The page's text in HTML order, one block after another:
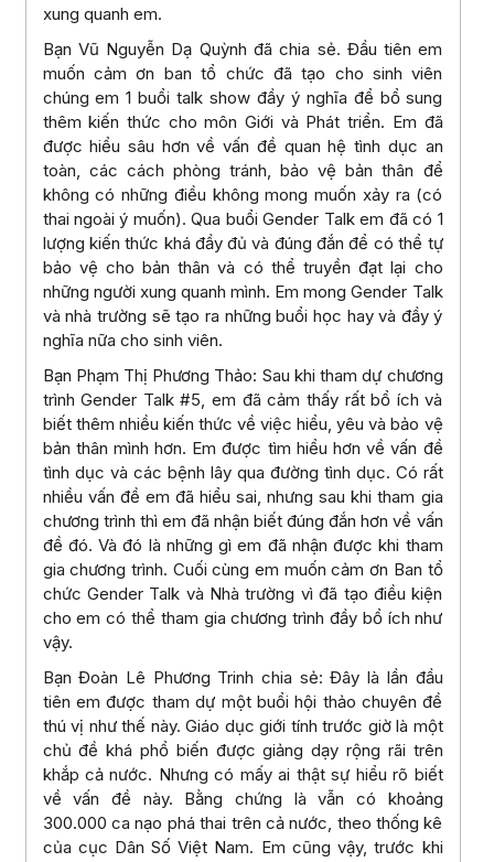
xung quanh em.
Bạn Vũ Nguyễn Dạ Quỳnh đã chia sẻ. Đầu tiên em
muốn cảm ơn ban tổ chức đã tạo cho sinh viên
chúng em 1 buổi talk show đầy ý nghĩa để bổ sung
thêm kiến thức cho môn Giới và Phát triển. Em đã
được hiểu sâu hơn về vấn đề quan hệ tình dục an
toàn, các cách phòng tránh, bảo vệ bản thân để
không có những điều không mong muốn xảy ra (có
thai ngoài ý muốn). Qua buổi Gender Talk em đã có 1
lượng kiến thức khá đầy đủ và đúng đắn để có thể tự
bảo vệ cho bản thân và có thể truyền đạt lại cho
những người xung quanh mình. Em mong Gender Talk
và nhà trường sẽ tạo ra những buổi học hay và đầy ý
nghĩa nữa cho sinh viên.
Bạn Phạm Thị Phương Thảo: Sau khi tham dự chương
trình Gender Talk #5, em đã cảm thấy rất bổ ích và
biết thêm nhiều kiến thức về việc hiểu, yêu và bảo vệ
bản thân mình hơn. Em được tìm hiểu hơn về vấn đề
tình dục và các bệnh lây qua đường tình dục. Có rất
nhiều vấn đề em đã hiểu sai, nhưng sau khi tham gia
chương trình thì em đã nhận biết đúng đắn hơn về vấn
đề đó. Và đó là những gì em đã nhận được khi tham
gia chương trình. Cuối cùng em muốn cảm ơn Ban tổ
chức Gender Talk và Nhà trường vì đã tạo điều kiện
cho em có thể tham gia chương trình đầy bổ ích như
vậy.
Bạn Đoàn Lê Phương Trinh chia sẻ: Đây là lần đầu
tiên em được tham dự một buổi hội thảo chuyên đề
thú vị như thế này. Giáo dục giới tính trước giờ là một
chủ đề khá phổ biến được giảng dạy rộng rãi trên
khắp cả nước. Nhưng có mấy ai thật sự hiểu rõ biết
về vấn đề này. Bằng chứng là vẫn có khoảng
300.000 ca nạo phá thai trên cả nước, theo thống kê
của cục Dân Số Việt Nam. Em cũng vậy, trước khi